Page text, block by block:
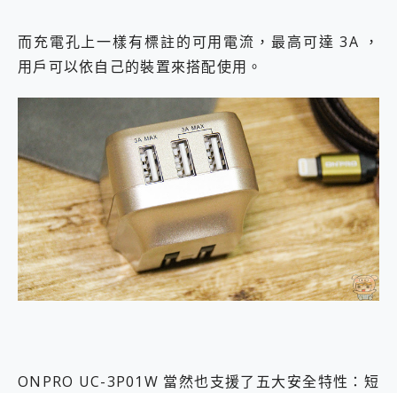
而充電孔上一樣有標註的可用電流，最高可達 3A ，
用戶可以依自己的裝置來搭配使用。
ONPRO UC-3P01W 當然也支援了五大安全特性：短